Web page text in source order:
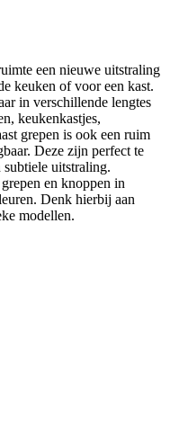
een nieuwe uitstraling
keuken of voor een kast.
in verschillende lengtes
keukenkastjes,
grepen is ook een ruim
Deze zijn perfect te
uitstraling.
en knoppen in
Denk hierbij aan
modellen.